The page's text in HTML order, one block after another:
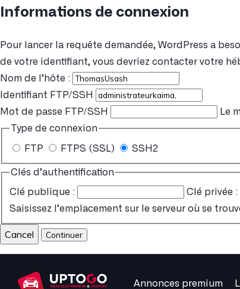
Informations de connexion
Pour lancer la requête demandée, WordPress a
de votre identifiant, vous devriez contacter votre
Nom de l’hôte :
Identifiant FTP/SSH
Mot de passe FTP/SSH
Le
Type de connexion
FTP FTPS (SSL) SSH2
Clés d’authentification
Clé publique :
Clé privée :
Saisissez l’emplacement sur le serveur où se
Cancel
Annonces premium